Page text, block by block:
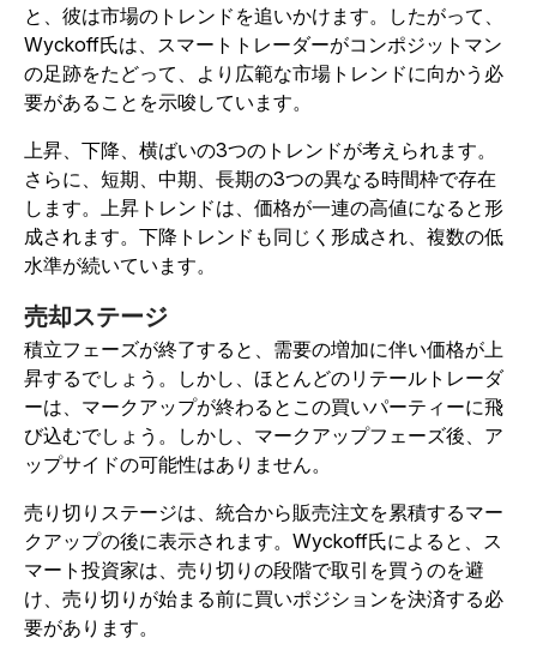
と、彼は市場のトレンドを追いかけます。したがって、
Wyckoff氏は、スマートトレーダーがコンポジットマン
の足跡をたどって、より広範な市場トレンドに向かう必
要があることを示唆しています。
上昇、下降、横ばいの3つのトレンドが考えられます。
さらに、短期、中期、長期の3つの異なる時間枠で存在
します。上昇トレンドは、価格が一連の高値になると形
成されます。下降トレンドも同じく形成され、複数の低
水準が続いています。
売却ステージ
積立フェーズが終了すると、需要の増加に伴い価格が上
昇するでしょう。しかし、ほとんどのリテールトレーダ
ーは、マークアップが終わるとこの買いパーティーに飛
び込むでしょう。しかし、マークアップフェーズ後、ア
ップサイドの可能性はありません。
売り切りステージは、統合から販売注文を累積するマー
クアップの後に表示されます。Wyckoff氏によると、ス
マート投資家は、売り切りの段階で取引を買うのを避
け、売り切りが始まる前に買いポジションを決済する必
要があります。